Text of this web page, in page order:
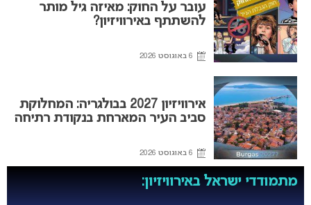
עובר על החוק: מאיזה גיל מותר
להשתתף באירוויזיון?
6 באוגוסט 2026
אירוויזיון 2027 בבולגריה: המחלוקת
סביב העיר המארחת בנקודת רתיחה
6 באוגוסט 2026
מתמודדי ישראל באירוויזיון: